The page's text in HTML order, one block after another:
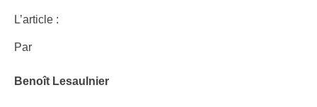
L’article :
Par
Benoît Lesaulnier